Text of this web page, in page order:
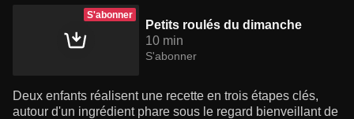
S'abonner
Petits roulés du dimanche
10 min
S'abonner
Deux enfants réalisent une recette en trois étapes clés,
autour d'un ingrédient phare sous le regard bienveillant de